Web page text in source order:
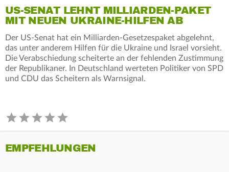
US-SENAT LEHNT MILLIARDEN-PAKET
MIT NEUEN UKRAINE-HILFEN AB
Der US-Senat hat ein Milliarden-Gesetzespaket abgelehnt,
das unter anderem Hilfen für die Ukraine und Israel vorsieht.
Die Verabschiedung scheiterte an der fehlenden Zustimmung
der Republikaner. In Deutschland werteten Politiker von SPD
und CDU das Scheitern als Warnsignal.
EMPFEHLUNGEN